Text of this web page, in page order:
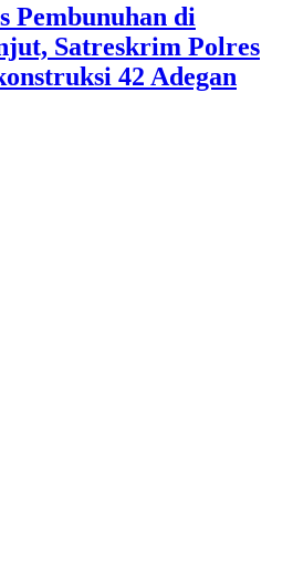
Pembunuhan di
Satreskrim Polres
42 Adegan